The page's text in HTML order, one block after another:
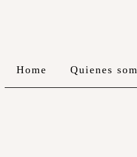
Home Quienes